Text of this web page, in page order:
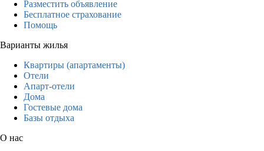
Разместить объявление
Бесплатное страхование
Помощь
Варианты жилья
Квартиры (апартаменты)
Отели
Апарт-отели
Дома
Гостевые дома
Базы отдыха
О нас